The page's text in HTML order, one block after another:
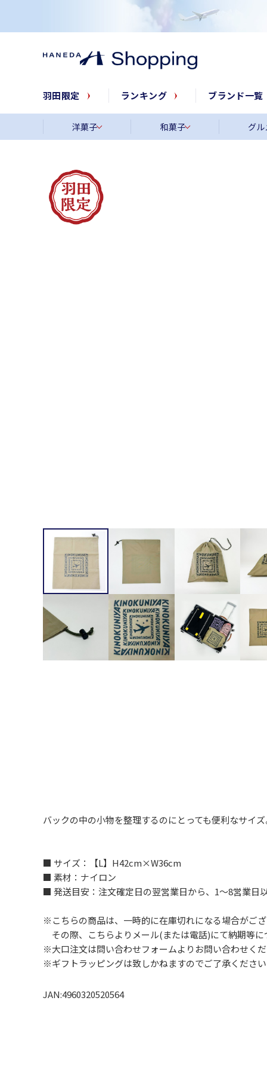
羽田限定 ランキング ブランド一覧
洋菓子 和菓子 グル
バックの中の小物を整理するのにとっても便利なサイズ
■ サイズ：【L】H42cm×W36cm
■ 素材：ナイロン
■ 発送目安：注文確定日の翌営業日から、1～8営業日
※こちらの商品は、一時的に在庫切れになる場合がござ
その際、こちらよりメール(または電話)にて納期等に
※大口注文は問い合わせフォームよりお問い合わせくだ
※ギフトラッピングは致しかねますのでご了承ください
JAN:4960320520564